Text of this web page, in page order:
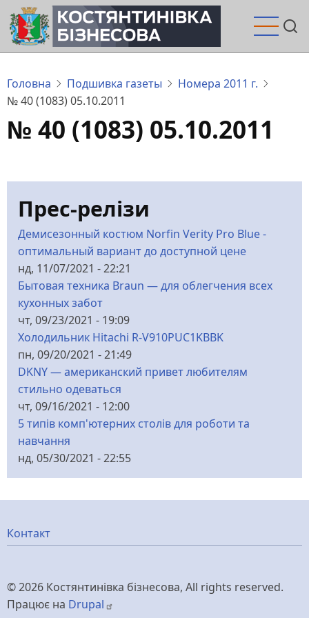
Перейти
до
основного
Головна
Подшивка газеты
Номера 2011 г.
№ 40 (1083) 05.10.2011
№ 40 (1083) 05.10.2011
Прес-релізи
Демисезонный костюм Norfin Verity Pro Blue -
оптимальный вариант до доступной цене
нд, 11/07/2021 - 22:21
Бытовая техника Braun — для облегчения всех
кухонных забот
чт, 09/23/2021 - 19:09
Холодильник Hitachi R-V910PUC1KBBK
пн, 09/20/2021 - 21:49
DKNY — американский привет любителям
стильно одеваться
чт, 09/16/2021 - 12:00
5 типів комп'ютерних столів для роботи та
навчання
нд, 05/30/2021 - 22:55
Меню
колонтитулу
Контакт
© 2026 Костянтинівка бізнесова, All rights reserved.
Працює на Drupal